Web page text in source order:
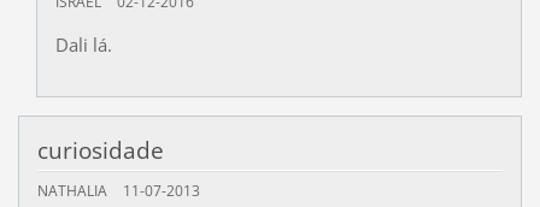
Dali lá.
curiosidade
NATHALIA 11-07-2013